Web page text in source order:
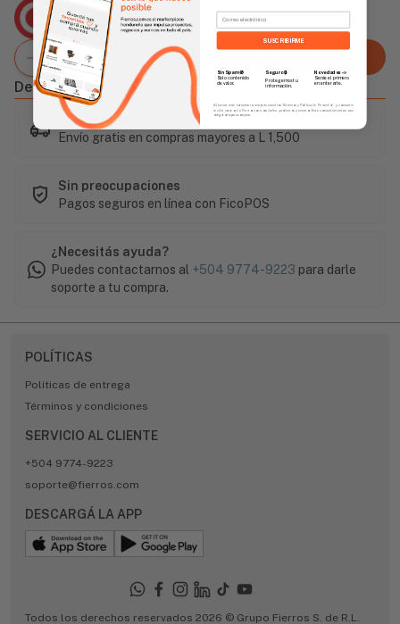
Agencia Global
2 días - Tiempo de Entrega Promedio
Descripción
Este artículo es popular
Envío gratis en compras mayores a L 1,500
Sin preocupaciones
Pagos seguros en línea con FicoPOS
¿Necesitás ayuda?
Puedes contactarnos al +504 9774-9223 para darle
soporte a tu compra.
POLÍTICAS
Políticas de entrega
Términos y condiciones
SERVICIO AL CLIENTE
+504 9774-9223
soporte@fierros.com
DESCARGÁ LA APP
Todos los derechos reservados 2026 © Grupo Fierros S. de R.L.
Email
SUSCRIBIRME
Sin Spam 🚫
Solo contenido
de valor.
Seguro 🔒
Protegemos tu
información.
Novedades 📣
Serás el primero
en enterarte.
Al enviar este formulario, aceptás nuestros Términos y Política de Privacidad, y consentís
recibir correos de Fierros con novedades, productos y eventos. Este consentimiento no es
obligatorio para comprar.